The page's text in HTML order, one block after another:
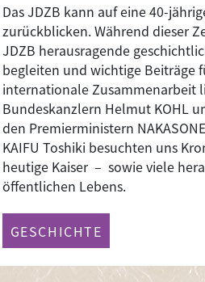
Das JDZB kann auf eine 40-
zurückblicken. Während dieser
JDZB herausragende
begleiten und wichtige Beiträge
internationale Zusammenarbeit
Bundeskanzlern Helmut KOHL
den Premierministern
KAIFU Toshiki besuchten uns
heutige Kaiser – sowie viele
öffentlichen Lebens.
GESCHICHTE